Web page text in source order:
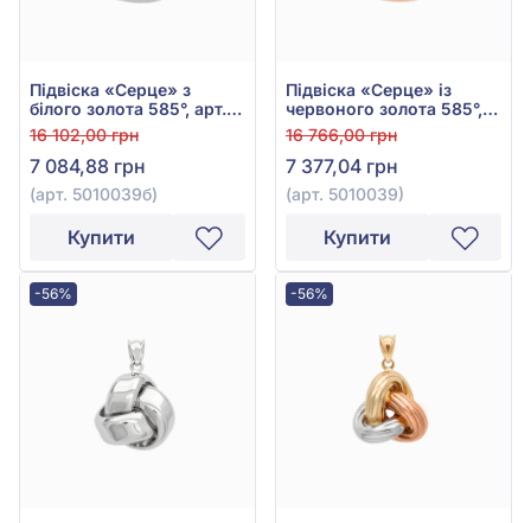
Підвіска «Серце» з
білого золота 585°, арт.
5010039б
16 102,00 грн
7 084,88 грн
(арт. 5010039б)
Купити
Підвіска «Серце» із
червоного золота 585°,
арт. 5010039
16 766,00 грн
7 377,04 грн
(арт. 5010039)
Купити
-56% -56%